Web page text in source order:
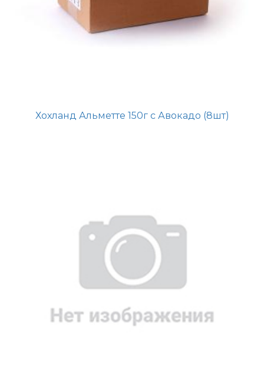
Хохланд Альметте 150г с Авокадо (8шт)